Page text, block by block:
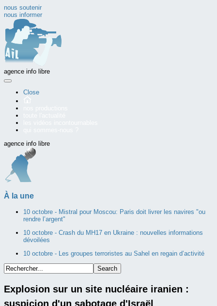
nous soutenir
nous informer
agence info libre
Close
agence info libre
À la une
10 octobre - Mistral pour Moscou: Paris doit livrer les navires "ou
rendre l’argent"
10 octobre - Crash du MH17 en Ukraine : nouvelles informations
dévoilées
10 octobre - Les groupes terroristes au Sahel en regain d’activité
Explosion sur un site nucléaire iranien :
suspicion d'un sabotage d'Israël